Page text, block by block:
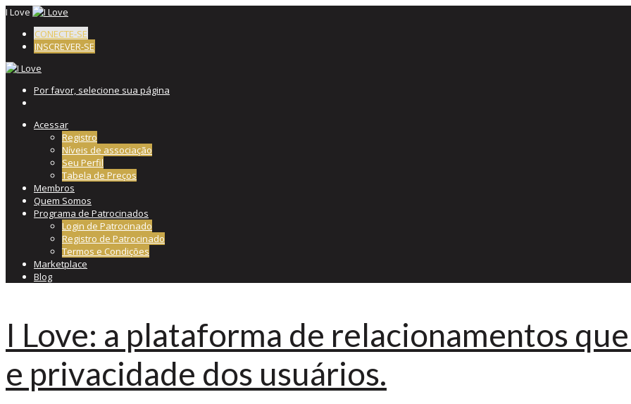
I Love
CONECTE-SE
INSCREVER-SE
Por favor, selecione sua página
Acessar
Registro
Níveis de associação
Seu Perfil
Tabela de Preços
Membros
Quem Somos
Programa de Patrocinados
Login de Patrocinado
Registro de Patrocinado
Termos e Condições
Marketplace
Blog
I Love: a plataforma de relacionamentos
e privacidade dos usuários.